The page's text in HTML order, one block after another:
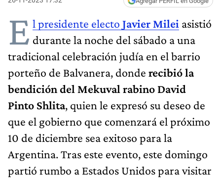
E l presidente electo Javier Milei asistió
durante la noche del sábado a una
tradicional celebración judía en el barrio
porteño de Balvanera, donde recibió la
bendición del Mekuval rabino David
Pinto Shlita, quien le expresó su deseo de
que el gobierno que comenzará el próximo
10 de diciembre sea exitoso para la
Argentina. Tras este evento, este domingo
partió rumbo a Estados Unidos para visitar